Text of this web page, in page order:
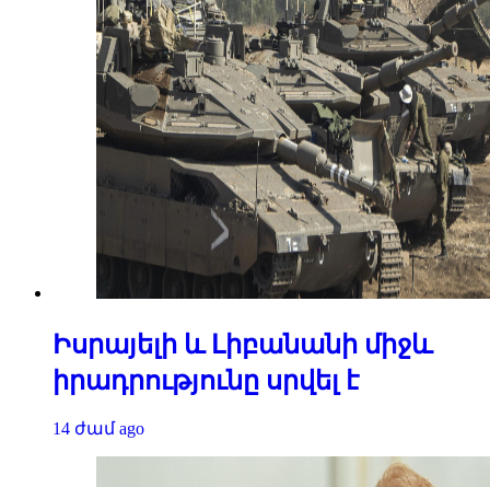
Իսրայելի և Լիբանանի միջև
իրադրությունը սրվել է
14 ժամ ago